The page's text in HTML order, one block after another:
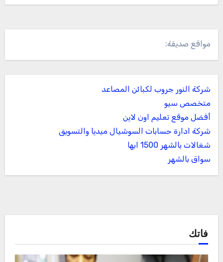
مواقع صديقة:
شركة النور جروب لكبائن المصاعد
متخصص سيو
أفضل موقع تعليم اون لاين
شركة ادارة حسابات السوشيال ميديا والتسويق
شغالات بالشهر 1500 ابها
سواق بالشهر
فاتك